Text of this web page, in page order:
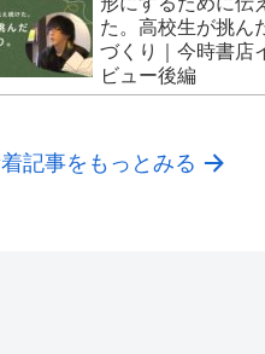
た。高校生が挑ん
づくり｜今時書店
ビュー後編
記事をもっとみる